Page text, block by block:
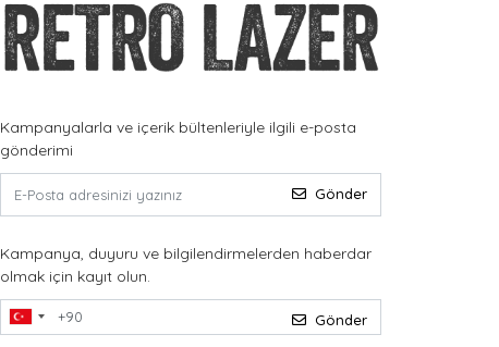
Kampanyalarla ve içerik bültenleriyle ilgili e-posta
gönderimi
Gönder
Kampanya, duyuru ve bilgilendirmelerden haberdar
olmak için kayıt olun.
Gönder